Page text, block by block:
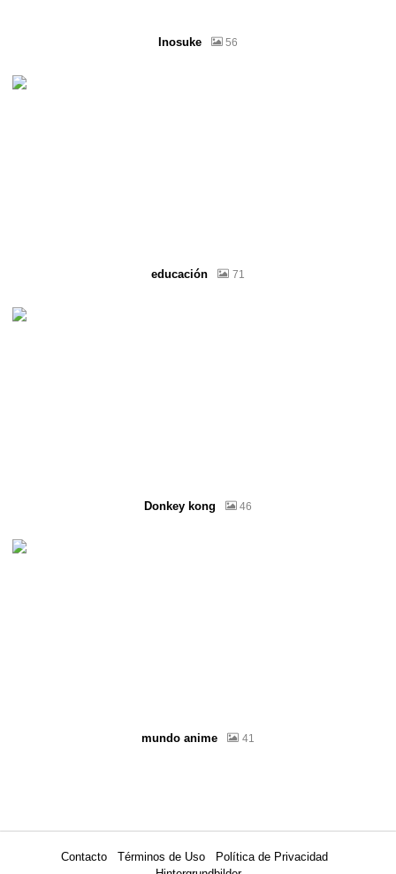
Inosuke 56
educación 71
Donkey kong 46
mundo anime 41
Contacto Términos de Uso
Política de Privacidad